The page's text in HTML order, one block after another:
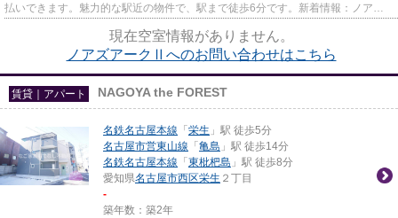
払いできます。魅力的な駅近の物件で、駅まで徒歩6分です。新着情報：ノアズ
現在空室情報がありません。
ノアズアークⅡへのお問い合わせはこちら
賃貸｜アパート NAGOYA the FOREST
名鉄名古屋本線 「 栄生 」駅 徒歩5分
名古屋市営東山線 「 亀島 」駅 徒歩14分
名鉄名古屋本線 「 東枇杷島 」駅 徒歩8分
愛知県名古屋市西区栄生 ２丁目
-
築年数：築2年